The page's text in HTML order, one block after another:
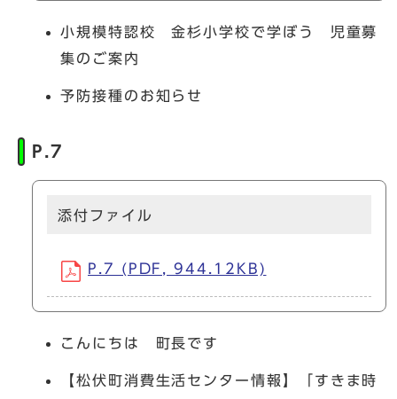
小規模特認校 金杉小学校で学ぼう 児童募
集のご案内
予防接種のお知らせ
P.7
添付ファイル
P.7 (PDF, 944.12KB)
こんにちは 町長です
【松伏町消費生活センター情報】「すきま時